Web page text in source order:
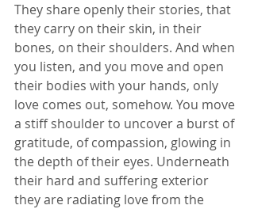
They share openly their stories, that
they carry on their skin, in their
bones, on their shoulders. And when
you listen, and you move and open
their bodies with your hands, only
love comes out, somehow. You move
a stiff shoulder to uncover a burst of
gratitude, of compassion, glowing in
the depth of their eyes. Underneath
their hard and suffering exterior
they are radiating love from the